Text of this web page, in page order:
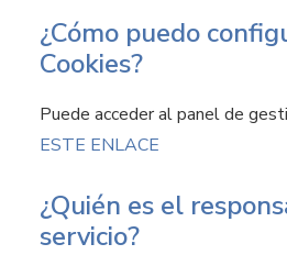
¿Cómo puedo
Cookies?
Puede acceder al panel de
ESTE ENLACE
¿Quién es el
servicio?